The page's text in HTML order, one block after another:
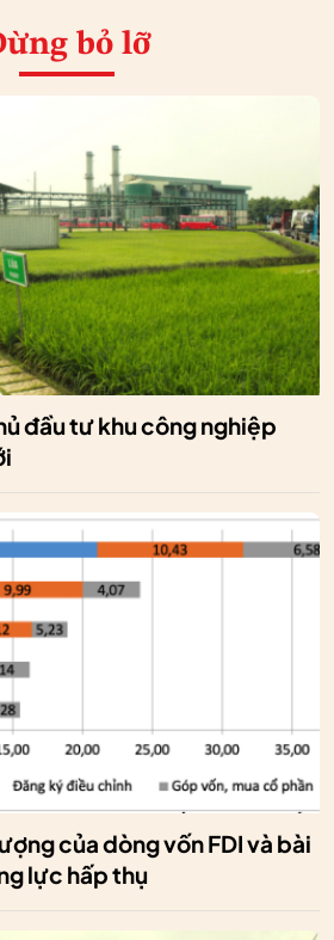
bỏ lỡ
đầu tư khu công nghiệp
của dòng vốn FDI và bài
lực hấp thụ